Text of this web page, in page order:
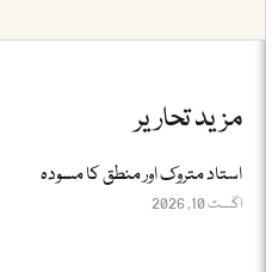
مزید تحاریر
استاد متروک اور منطق کا مسودہ
اگست 10, 2026